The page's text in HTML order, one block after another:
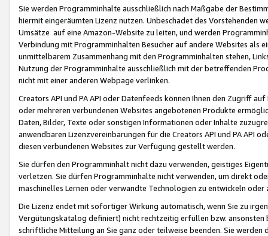
Sie werden Programminhalte ausschließlich nach Maßgabe der
hiermit eingeräumten Lizenz nutzen. Unbeschadet des Vorstehenden
Umsätze auf eine Amazon-Website zu leiten, und werden
Verbindung mit Programminhalten Besucher auf andere Websites als
unmittelbarem Zusammenhang mit den Programminhalten stehen,
Nutzung der Programminhalte ausschließlich mit der betreffenden
nicht mit einer anderen Webpage verlinken.
Creators API und PA API oder Datenfeeds können Ihnen den Zugriff
oder mehreren verbundenen Websites angebotenen Produkte
Daten, Bilder, Texte oder sonstigen Informationen oder Inhalte
anwendbaren Lizenzvereinbarungen für die Creators API und PA API
diesen verbundenen Websites zur Verfügung gestellt werden.
Sie dürfen den Programminhalt nicht dazu verwenden, geistiges
verletzen. Sie dürfen Programminhalte nicht verwenden, um direkt
maschinelles Lernen oder verwandte Technologien zu entwickeln
Die Lizenz endet mit sofortiger Wirkung automatisch, wenn Sie zu
Vergütungskatalog definiert) nicht rechtzeitig erfüllen bzw. ansonsten
schriftliche Mitteilung an Sie ganz oder teilweise beenden. Sie werden